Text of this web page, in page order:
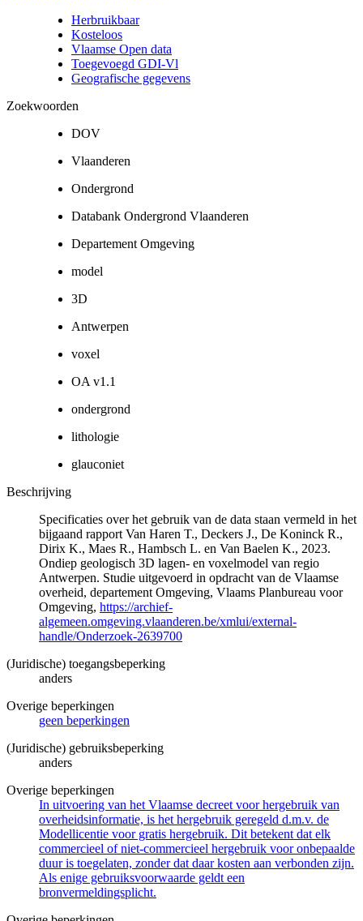
Herbruikbaar
Kosteloos
Vlaamse Open data
Toegevoegd GDI-Vl
Geografische gegevens
Zoekwoorden
DOV
Vlaanderen
Ondergrond
Databank Ondergrond Vlaanderen
Departement Omgeving
model
3D
Antwerpen
voxel
OA v1.1
ondergrond
lithologie
glauconiet
Beschrijving
Specificaties over het gebruik van de data staan vermeld in het
bijgaand rapport Van Haren T., Deckers J., De Koninck R.,
Dirix K., Maes R., Hambsch L. en Van Baelen K., 2023.
Ondiep geologisch 3D lagen- en voxelmodel van regio
Antwerpen. Studie uitgevoerd in opdracht van de Vlaamse
overheid, departement Omgeving, Vlaams Planbureau voor
Omgeving, https://archief-
algemeen.omgeving.vlaanderen.be/xmlui/external-
handle/Onderzoek-2639700
(Juridische) toegangsbeperking
anders
Overige beperkingen
geen beperkingen
(Juridische) gebruiksbeperking
anders
Overige beperkingen
In uitvoering van het Vlaamse decreet voor hergebruik van
overheidsinformatie, is het hergebruik geregeld d.m.v. de
Modellicentie voor gratis hergebruik. Dit betekent dat elk
commercieel of niet-commercieel hergebruik voor onbepaalde
duur is toegelaten, zonder dat daar kosten aan verbonden zijn.
Als enige gebruiksvoorwaarde geldt een
bronvermeldingsplicht.